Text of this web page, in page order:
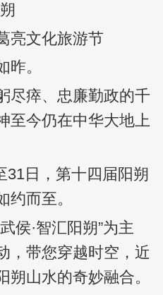
文化旅游节
。
瘁、忠廉勤政的千
至今仍在中华大地上
日，第十四届阳朔
约而至。
·智汇阳朔”为主
，带您穿越时空，近
朔山水的奇妙融合。